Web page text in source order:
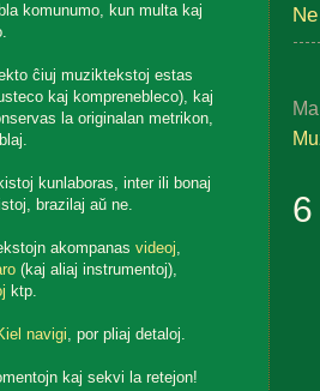
komunumo, kun multa kaj
ĉiuj muziktekstoj estas
kaj komprenebleco), kaj
la originalan metrikon,
kunlaboras, inter ili bonaj
brazilaj aŭ ne.
akompanasvideoj,
(kaj aliaj instrumentoj),
ktp.
navigi, por pliaj detaloj.
kaj sekvi la retejon!